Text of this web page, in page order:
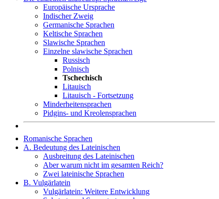
Europäische Ursprache
Indischer Zweig
Germanische Sprachen
Keltische Sprachen
Slawische Sprachen
Einzelne slawische Sprachen
Russisch
Polnisch
Tschechisch
Litauisch
Litauisch - Fortsetzung
Minderheitensprachen
Pidgins- und Kreolensprachen
Romanische Sprachen
A. Bedeutung des Lateinischen
Ausbreitung des Lateinischen
Aber warum nicht im gesamten Reich?
Zwei lateinische Sprachen
B. Vulgärlatein
Vulgärlatein: Weitere Entwicklung